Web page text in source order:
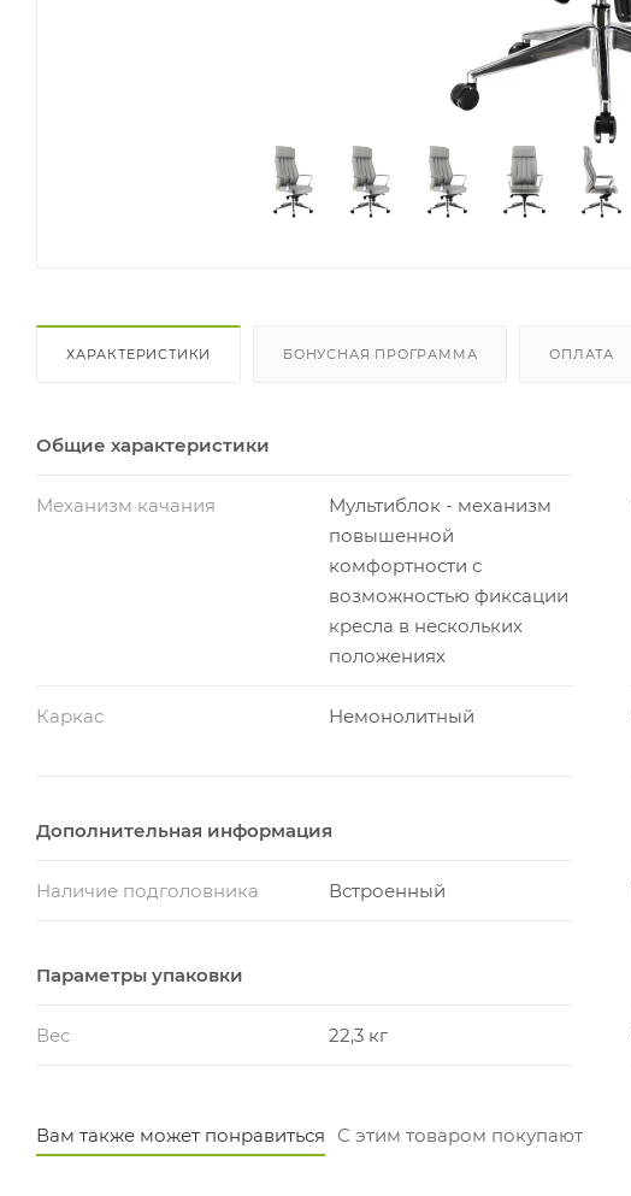
ХАРАКТЕРИСТИКИ БОНУСНАЯ ПРОГРАММА ОПЛАТА
Общие характеристики
Механизм качания
Мультиблок - механизм
повышенной
комфортности с
возможностью фиксации
кресла в нескольких
положениях
Каркас Немонолитный
Дополнительная информация
Наличие подголовника Встроенный
Параметры упаковки
Вес 22,3 кг
Вам также может понравиться С этим товаром покупают